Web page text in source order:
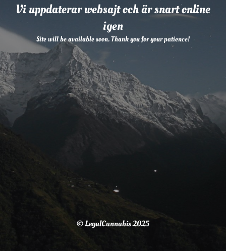
Vi uppdaterar websajt och är snart online
igen
Site will be available soon. Thank you for your patience!
© LegalCannabis 2025